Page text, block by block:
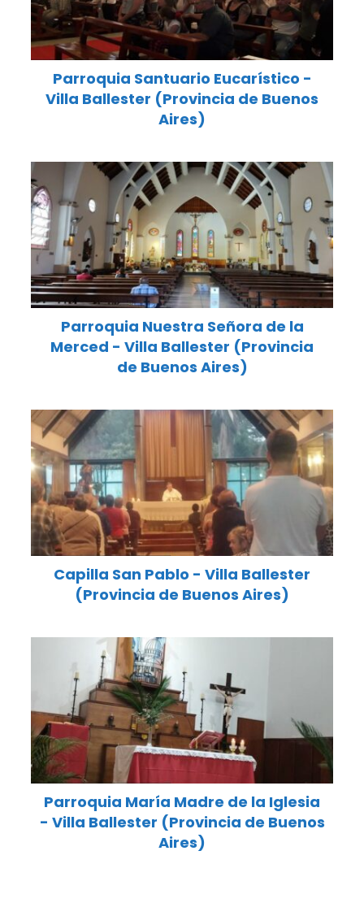
Parroquia Santuario Eucarístico -
Villa Ballester (Provincia de Buenos
Aires)
Parroquia Nuestra Señora de la
Merced - Villa Ballester (Provincia
de Buenos Aires)
Capilla San Pablo - Villa Ballester
(Provincia de Buenos Aires)
Parroquia María Madre de la Iglesia
- Villa Ballester (Provincia de Buenos
Aires)